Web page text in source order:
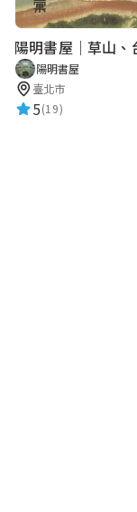
陽明書屋
臺北市
5(19)